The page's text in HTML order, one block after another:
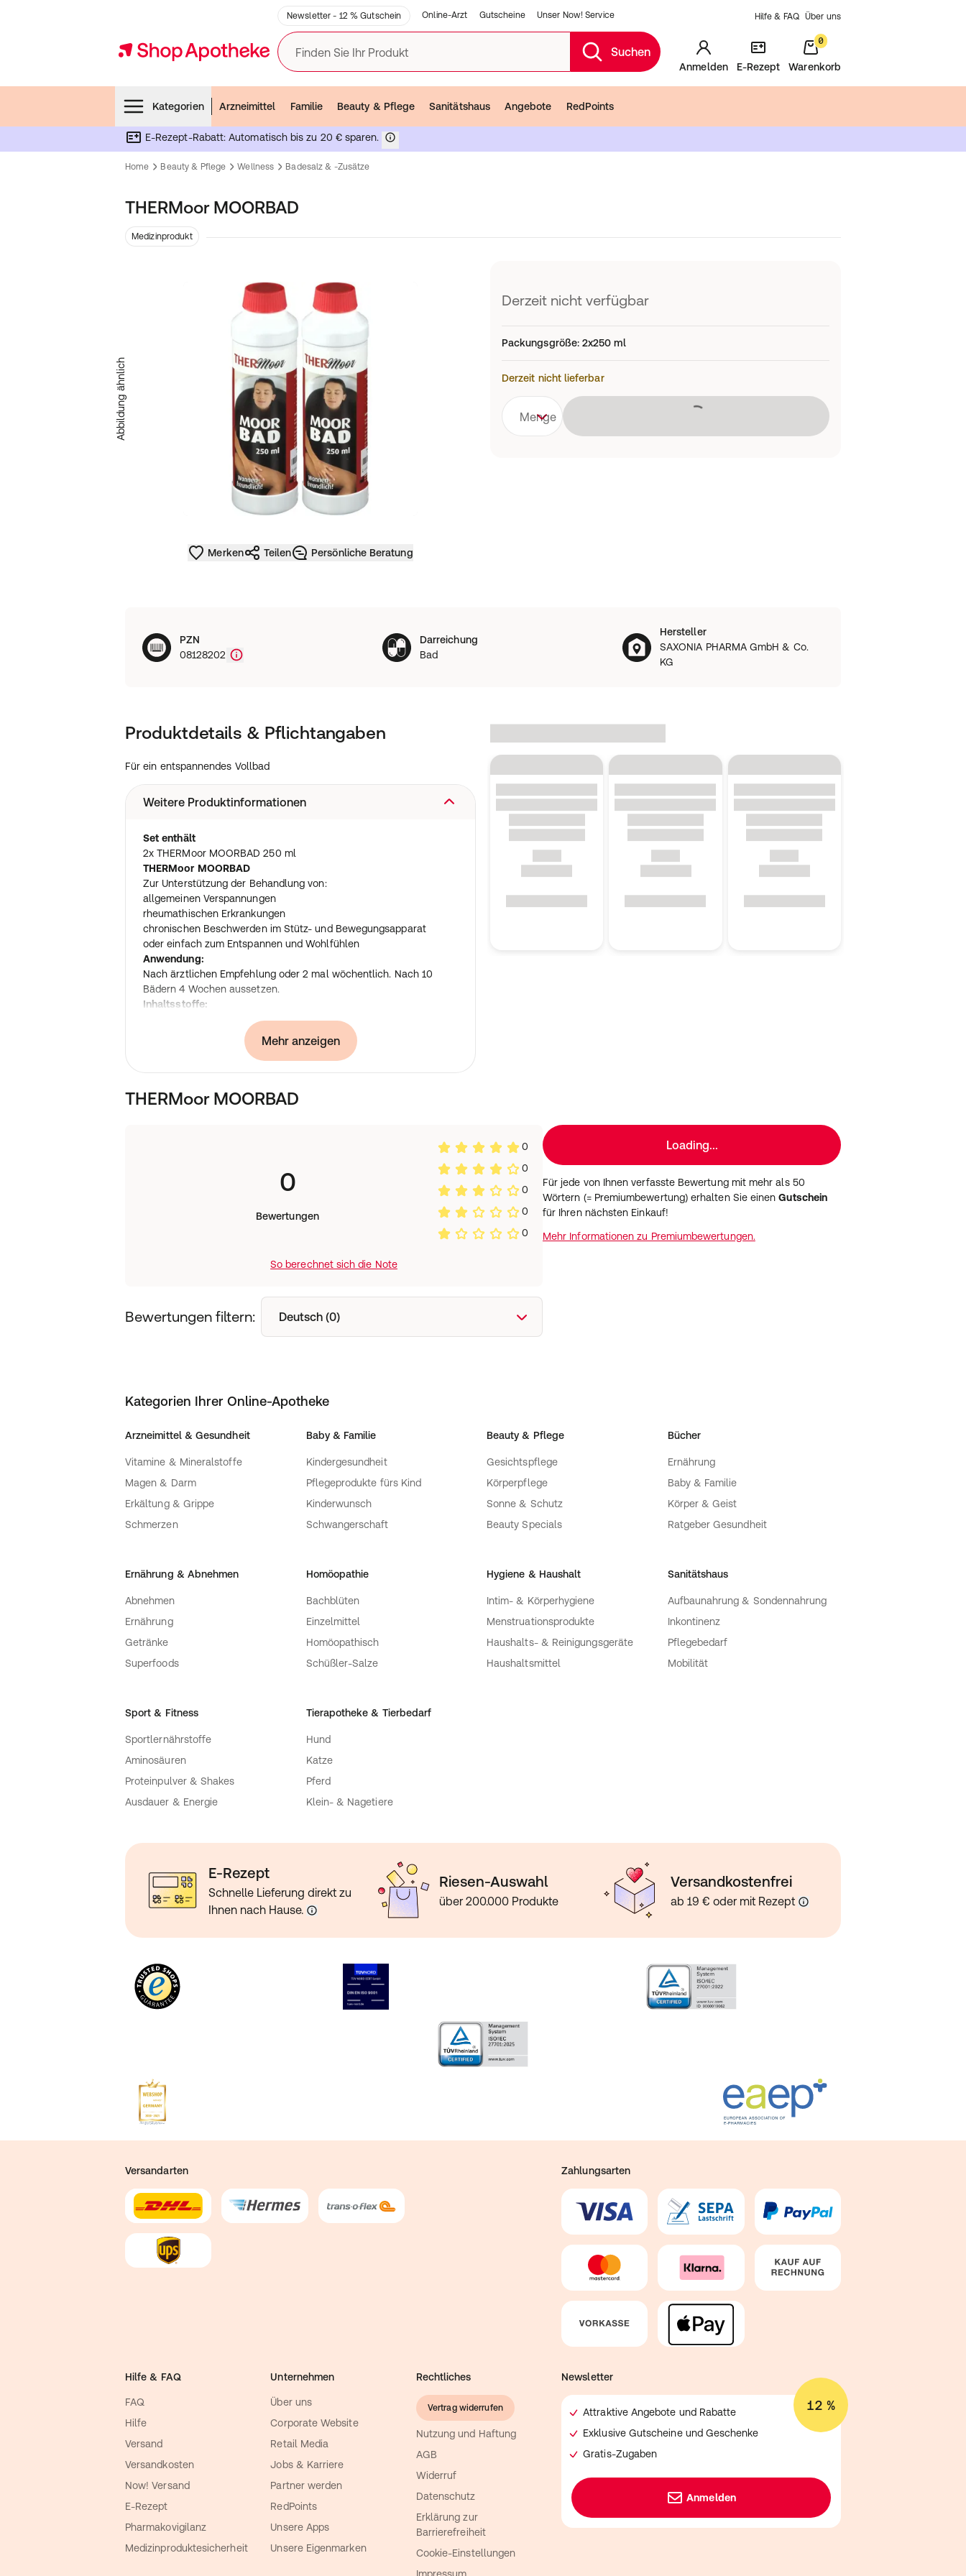
Newsletter - 12 % Gutschein Online-Arzt Gutscheine Unser Now! Service Hilfe & FAQ Über uns
Finden Sie Ihr Produkt Suchen
Anmelden E-Rezept
0
Warenkorb
Kategorien
Arzneimittel Familie Beauty & Pflege Sanitätshaus Angebote RedPoints
E-Rezept-Rabatt: Automatisch bis zu 20 € sparen.
Home Beauty & Pflege Wellness Badesalz & -zusätze
THERMoor MOORBAD
Medizinprodukt
Abbildung ähnlich
Merken Teilen Persönliche Beratung
Derzeit nicht verfügbar
Packungsgröße:2x250 ml
Derzeit nicht lieferbar
Menge Lädt
PZN
08128202
Darreichung
Bad
Hersteller
SAXONIA PHARMA GmbH & Co.
KG
Produktdetails & Pflichtangaben
Für ein entspannendes Vollbad
Weitere Produktinformationen
Set enthält
2x THERMoor MOORBAD 250 ml
THERMoor MOORBAD
Zur Unterstützung der Behandlung von:
allgemeinen Verspannungen
rheumathischen Erkrankungen
chronischen Beschwerden im Stütz- und Bewegungsapparat
oder einfach zum Entspannen und Wohlfühlen
Anwendung:
Nach ärztlichen Empfehlung oder 2 mal wöchentlich. Nach 10
Bädern 4 Wochen aussetzen.
Inhaltsstoffe:
Mineralstoffe: 4,5 % (Aluminium, Silikat, Eisen, Calcium, Chlorid,
Magnesium Sulfat), Huminsäuren 18,6 %, Lingine/Humine
(gebunden) 8,5 %, Pektine 0,9% u.a.
Mehr anzeigen
THERMoor MOORBAD
0
Bewertungen
0
0
0
0
0
So berechnet sich die Note
Bewertungen filtern: Deutsch (0)
Loading...
Für jede von Ihnen verfasste Bewertung mit mehr als 50
Wörtern (= Premiumbewertung) erhalten Sie einenGutschein
für Ihren nächsten Einkauf!
Mehr Informationen zu Premiumbewertungen.
Kategorien Ihrer Online-Apotheke
Arzneimittel & Gesundheit
Vitamine & Mineralstoffe
Magen & Darm
Erkältung & Grippe
Schmerzen
Baby & Familie
Kindergesundheit
Pflegeprodukte fürs Kind
Kinderwunsch
Schwangerschaft
Beauty & Pflege
Gesichtspflege
Körperpflege
Sonne & Schutz
Beauty Specials
Bücher
Ernährung
Baby & Familie
Körper & Geist
Ratgeber Gesundheit
Ernährung & Abnehmen
Abnehmen
Ernährung
Getränke
Superfoods
Homöopathie
Bachblüten
Einzelmittel
Homöopathisch
Schüßler-Salze
Hygiene & Haushalt
Intim- & Körperhygiene
Menstruationsprodukte
Haushalts- & Reinigungsgeräte
Haushaltsmittel
Sanitätshaus
Aufbaunahrung & Sondennahrung
Inkontinenz
Pflegebedarf
Mobilität
Sport & Fitness
Sportlernährstoffe
Aminosäuren
Proteinpulver & Shakes
Ausdauer & Energie
Tierapotheke & Tierbedarf
Hund
Katze
Pferd
Klein- & Nagetiere
E-Rezept
Schnelle Lieferung direkt zu
Ihnen nach Hause.
Riesen-Auswahl
über 200.000 Produkte
Versandkostenfrei
ab 19 € oder mit Rezept
Versandarten Zahlungsarten
Hilfe & FAQ
FAQ
Hilfe
Versand
Versandkosten
Now! Versand
E-Rezept
Pharmakovigilanz
Medizinproduktesicherheit
Unternehmen
Über uns
Corporate Website
Retail Media
Jobs & Karriere
Partner werden
RedPoints
Unsere Apps
Unsere Eigenmarken
Rechtliches
Vertrag widerrufen
Nutzung und Haftung
AGB
Widerruf
Datenschutz
Erklärung zur
Barrierefreiheit
Cookie-Einstellungen
Newsletter
12 %
Attraktive Angebote und Rabatte
Exklusive Gutscheine und Geschenke
Gratis-Zugaben
Anmelden